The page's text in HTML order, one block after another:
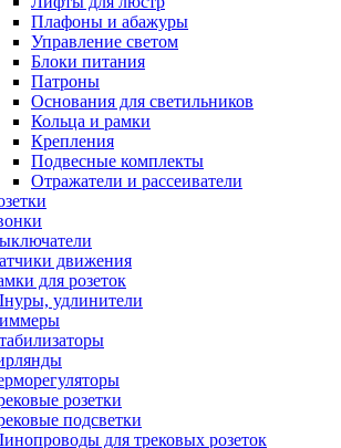
Плафоны и абажуры
Управление светом
Блоки питания
Патроны
Основания для светильников
Кольца и рамки
Крепления
Подвесные комплекты
Отражатели и рассеиватели
движения
для розеток
удлинители
розетки
подсветки
для трековых розеток